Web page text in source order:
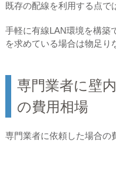
既存の配線を利用する点で
手軽に有線LAN環境を構築
を求めている場合は物足り
専門業者に壁
の費用相場
専門業者に依頼した場合の